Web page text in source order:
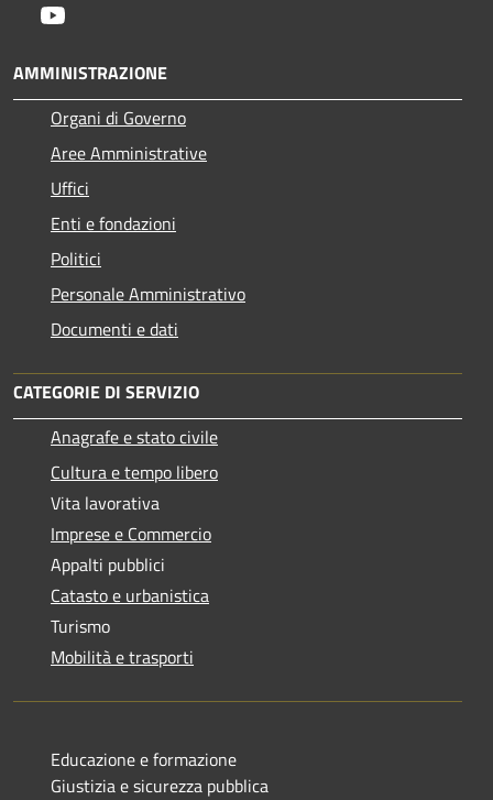
AMMINISTRAZIONE
Organi di Governo
Aree Amministrative
Uffici
Enti e fondazioni
Politici
Personale Amministrativo
Documenti e dati
CATEGORIE DI SERVIZIO
Anagrafe e stato civile
Cultura e tempo libero
Vita lavorativa
Imprese e Commercio
Appalti pubblici
Catasto e urbanistica
Turismo
Mobilità e trasporti
Educazione e formazione
Giustizia e sicurezza pubblica